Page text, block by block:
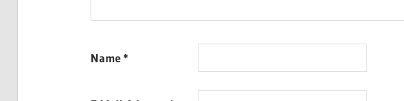
Name*